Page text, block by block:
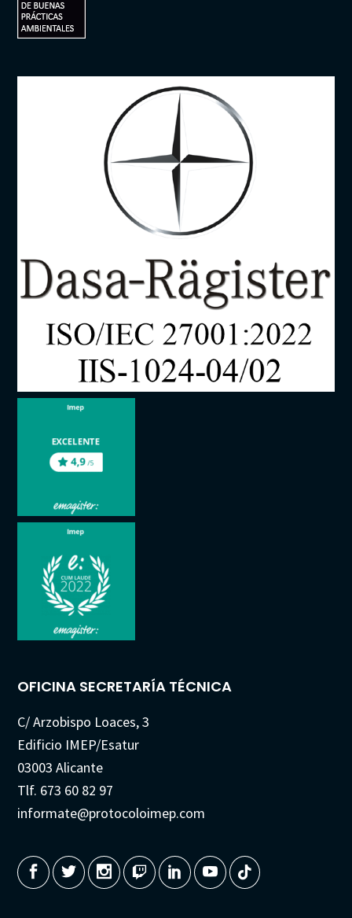
OFICINA SECRETARÍA TÉCNICA
C/ Arzobispo Loaces, 3
Edificio IMEP/Esatur
03003 Alicante
Tlf. 673 60 82 97
informate@protocoloimep.com